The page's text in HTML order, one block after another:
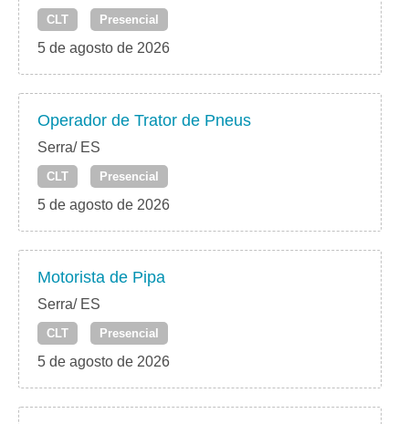
CLT Presencial
5 de agosto de 2026
Operador de Trator de Pneus
Serra/ ES
CLT Presencial
5 de agosto de 2026
Motorista de Pipa
Serra/ ES
CLT Presencial
5 de agosto de 2026